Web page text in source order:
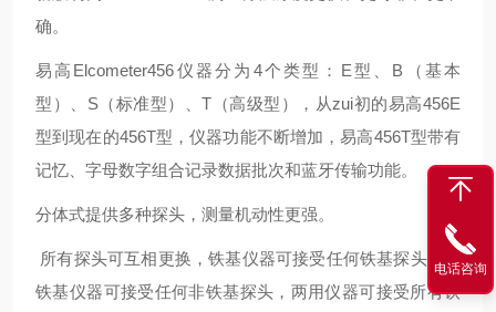
确。
易高Elcometer456仪器分为4个类型：E型、B（基本
型）、S（标准型）、T（高级型），从zui初的易高456E
型到现在的456T型，仪器功能不断增加，易高456T型带有
记忆、字母数字组合记录数据批次和蓝牙传输功能。
分体式提供多种探头，测量机动性更强。
所有探头可互相更换，铁基仪器可接受任何铁基探头，非
铁基仪器可接受任何非铁基探头，两用仪器可接受所有铁
电话咨询